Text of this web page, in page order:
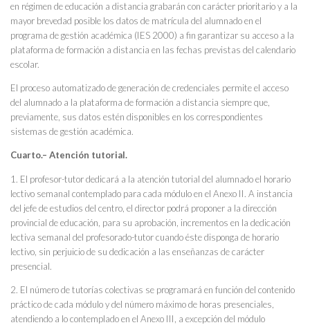
en régimen de educación a distancia grabarán con carácter prioritario y a la
mayor brevedad posible los datos de matrícula del alumnado en el
programa de gestión académica (IES 2000) a fin garantizar su acceso a la
plataforma de formación a distancia en las fechas previstas del calendario
escolar.
El proceso automatizado de generación de credenciales permite el acceso
del alumnado a la plataforma de formación a distancia siempre que,
previamente, sus datos estén disponibles en los correspondientes
sistemas de gestión académica.
Cuarto.– Atención tutorial.
1. El profesor-tutor dedicará a la atención tutorial del alumnado el horario
lectivo semanal contemplado para cada módulo en el Anexo II. A instancia
del jefe de estudios del centro, el director podrá proponer a la dirección
provincial de educación, para su aprobación, incrementos en la dedicación
lectiva semanal del profesorado-tutor cuando éste disponga de horario
lectivo, sin perjuicio de su dedicación a las enseñanzas de carácter
presencial.
2. El número de tutorías colectivas se programará en función del contenido
práctico de cada módulo y del número máximo de horas presenciales,
atendiendo a lo contemplado en el Anexo III, a excepción del módulo